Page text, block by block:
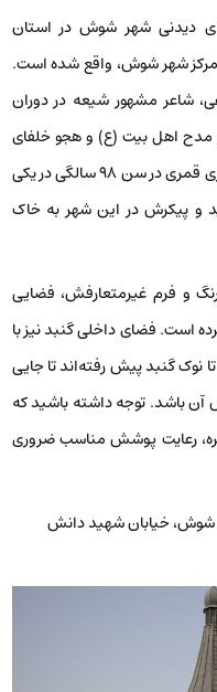
دیدنی شهر شوش در استان
شهر شوش، واقع شده است.
شاعر مشهور شیعه در دوران
مدح اهل بیت (ع) و هجو خلفای
عباسی شهرت دارد. ایشان در سال ۲۴۵ هجری قمری در سن ۹۸ سالگی در یکی
و پیکرش در این شهر به خاک
و فرم غیرمتعارفش، فضایی
است. فضای داخلی گنبد نیز با
نوک گنبد پیش رفته‌اند تا جایی
آن باشد. توجه داشته باشید که
رعایت پوشش مناسب ضروری
شوش، خیابان شهید دانش